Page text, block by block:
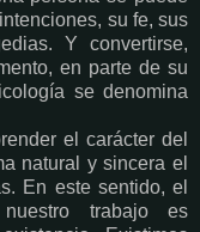
su fe, sus
Y convertirse,
en parte de su
se denomina
el carácter del
natural y sincera el
En este sentido, el
trabajo es